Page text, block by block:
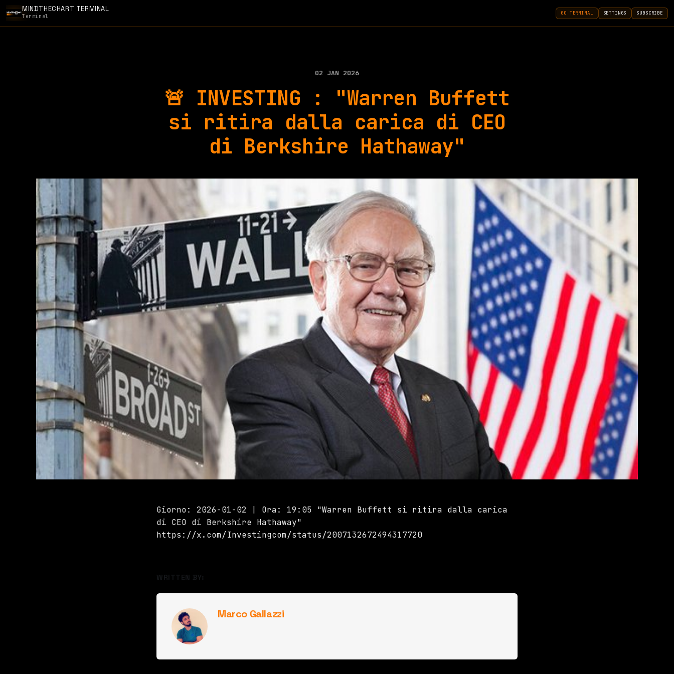
MINDTHECHART TERMINAL
Terminal
GO TERMINAL SETTINGS SUBSCRIBE
02 JAN 2026
🚨 INVESTING : "Warren Buffett
si ritira dalla carica di CEO
di Berkshire Hathaway"
Giorno: 2026-01-02 | Ora: 19:05 "Warren Buffett si ritira dalla carica
di CEO di Berkshire Hathaway"
https://x.com/Investingcom/status/2007132672494317720
WRITTEN BY:
Marco Gallazzi